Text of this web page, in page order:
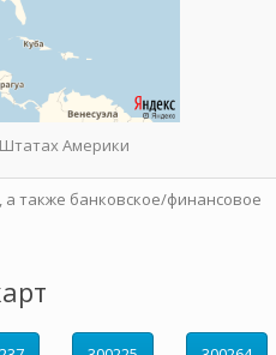
Америки
также банковское/финансовое